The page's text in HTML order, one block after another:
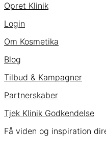
Opret Klinik
Login
Om Kosmetika
Blog
Tilbud & Kampagner
Partnerskaber
Tjek Klinik Godkendelse
Få viden og inspiration